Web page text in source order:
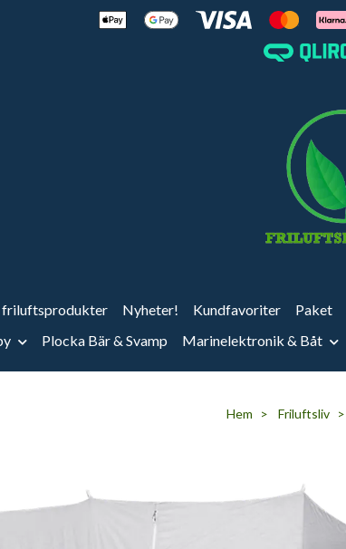
friluftsprodukter Nyheter! Kundfavoriter Paket
Plocka Bär & Svamp Marinelektronik & Båt
Hem Friluftsliv